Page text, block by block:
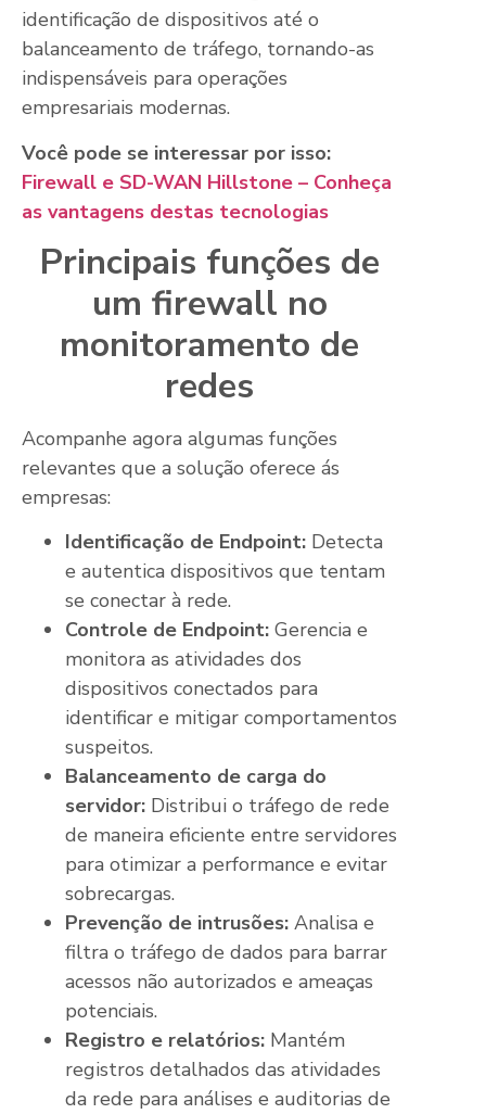
identificação de dispositivos até o
balanceamento de tráfego, tornando-as
indispensáveis para operações
empresariais modernas.
Você pode se interessar por isso:
Firewall e SD-WAN Hillstone – Conheça
as vantagens destas tecnologias
Principais funções de
um firewall no
monitoramento de
redes
Acompanhe agora algumas funções
relevantes que a solução oferece ás
empresas:
Identificação de Endpoint: Detecta
e autentica dispositivos que tentam
se conectar à rede.
Controle de Endpoint: Gerencia e
monitora as atividades dos
dispositivos conectados para
identificar e mitigar comportamentos
suspeitos.
Balanceamento de carga do
servidor: Distribui o tráfego de rede
de maneira eficiente entre servidores
para otimizar a performance e evitar
sobrecargas.
Prevenção de intrusões: Analisa e
filtra o tráfego de dados para barrar
acessos não autorizados e ameaças
potenciais.
Registro e relatórios: Mantém
registros detalhados das atividades
da rede para análises e auditorias de